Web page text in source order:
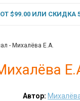
$99.00 ИЛИ СКИДКА
- Михалёва Е.А.
Автор: